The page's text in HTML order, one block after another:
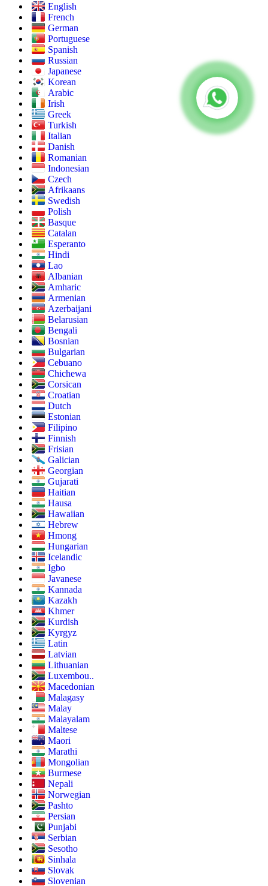
English
French
German
Portuguese
Spanish
Russian
Japanese
Korean
Arabic
Irish
Greek
Turkish
Italian
Danish
Romanian
Indonesian
Czech
Afrikaans
Swedish
Polish
Basque
Catalan
Esperanto
Hindi
Lao
Albanian
Amharic
Armenian
Azerbaijani
Belarusian
Bengali
Bosnian
Bulgarian
Cebuano
Chichewa
Corsican
Croatian
Dutch
Estonian
Filipino
Finnish
Frisian
Galician
Georgian
Gujarati
Haitian
Hausa
Hawaiian
Hebrew
Hmong
Hungarian
Icelandic
Igbo
Javanese
Kannada
Kazakh
Khmer
Kurdish
Kyrgyz
Latin
Latvian
Lithuanian
Luxembou..
Macedonian
Malagasy
Malay
Malayalam
Maltese
Maori
Marathi
Mongolian
Burmese
Nepali
Norwegian
Pashto
Persian
Punjabi
Serbian
Sesotho
Sinhala
Slovak
Slovenian